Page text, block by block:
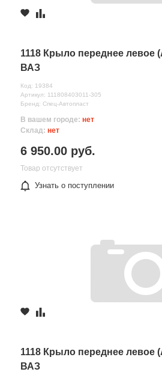
1118 Крыло переднее левое
ВАЗ
Код: 19384
Артикул: 111808403011-305
Бренд: Спец-Автопласт
В вашем городе: нет
Склад: нет
6 950.00 руб.
Товар отсутствует
Узнать о поступлении
1118 Крыло переднее левое
ВАЗ